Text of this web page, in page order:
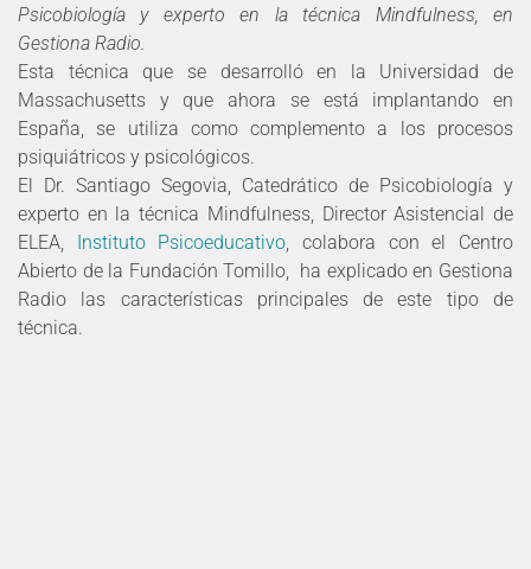
Psicobiología y experto en la técnica Mindfulness, en
Gestiona Radio.
Esta técnica que se desarrolló en la Universidad de
Massachusetts y que ahora se está implantando en
España, se utiliza como complemento a los procesos
psiquiátricos y psicológicos.
El Dr. Santiago Segovia, Catedrático de Psicobiología y
experto en la técnica Mindfulness, Director Asistencial de
ELEA,
Instituto Psicoeducativo, colabora con el Centro
Abierto de la Fundación Tomillo, ha explicado en Gestiona
Radio las características principales de este tipo de
técnica.